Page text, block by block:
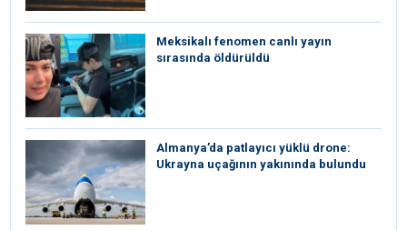
Meksikalı fenomen canlı yayın
sırasında öldürüldü
Almanya’da patlayıcı yüklü drone:
Ukrayna uçağının yakınında bulundu